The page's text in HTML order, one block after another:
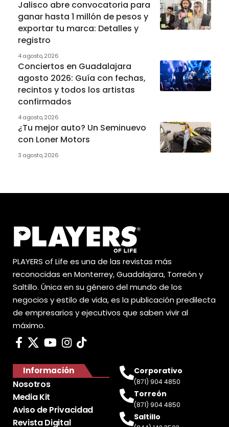
Jalisco abre convocatoria para
ganar hasta 1 millón de pesos y
exportar tu marca: Detalles y
registro
4 agosto, 2026
Conciertos en Guadalajara
agosto 2026: Guía con fechas,
recintos y todos los artistas
confirmados
4 agosto, 2026
¿Tu mejor auto? Un Seminuevo
con Loner Motors
3 agosto, 2026
PLAYERS of Life es una de las revistas más
reconocidas en Monterrey, Guadalajara, Torreón y
Saltillo. Única en su género del mundo de los
negocios y estilo de vida, es la publicación predilecta
de empresarios y ejecutivos que saben vivir al
máximo.
Información
Nosotros
Media Kit
Aviso de Privacidad
Revista Digital
Corporativo
(871) 904 4850
Torreón
(871) 904 4850
Saltillo